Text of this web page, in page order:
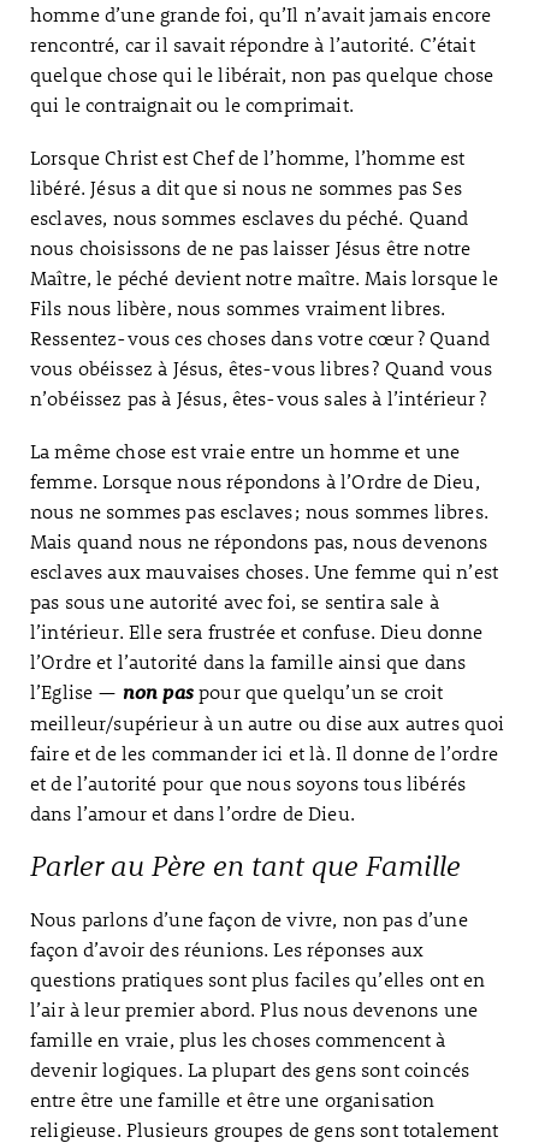
homme d’une grande foi, qu’Il n’avait jamais encore
rencontré, car il savait répondre à l’autorité. C’était
quelque chose qui le libérait, non pas quelque chose
qui le contraignait ou le comprimait.
Lorsque Christ est Chef de l’homme, l’homme est
libéré. Jésus a dit que si nous ne sommes pas Ses
esclaves, nous sommes esclaves du péché. Quand
nous choisissons de ne pas laisser Jésus être notre
Maître, le péché devient notre maître. Mais lorsque le
Fils nous libère, nous sommes vraiment libres.
Ressentez-vous ces choses dans votre cœur ? Quand
vous obéissez à Jésus, êtes-vous libres ? Quand vous
n’obéissez pas à Jésus, êtes-vous sales à l’intérieur ?
La même chose est vraie entre un homme et une
femme. Lorsque nous répondons à l’Ordre de Dieu,
nous ne sommes pas esclaves ; nous sommes libres.
Mais quand nous ne répondons pas, nous devenons
esclaves aux mauvaises choses. Une femme qui n’est
pas sous une autorité avec foi, se sentira sale à
l’intérieur. Elle sera frustrée et confuse. Dieu donne
l’Ordre et l’autorité dans la famille ainsi que dans
l’Eglise — non paspour que quelqu’un se croit
meilleur/supérieur à un autre ou dise aux autres quoi
faire et de les commander ici et là. Il donne de l’ordre
et de l’autorité pour que nous soyons tous libérés
dans l’amour et dans l’ordre de Dieu.
Parler au Père en tant que Famille
Nous parlons d’une façon de vivre, non pas d’une
façon d’avoir des réunions. Les réponses aux
questions pratiques sont plus faciles qu’elles ont en
l’air à leur premier abord. Plus nous devenons une
famille en vraie, plus les choses commencent à
devenir logiques. La plupart des gens sont coincés
entre être une famille et être une organisation
religieuse. Plusieurs groupes de gens sont totalement